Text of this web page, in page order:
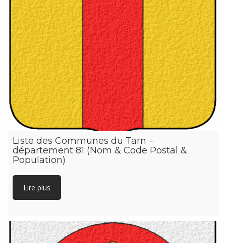
Liste des Communes du Tarn –
département 81 (Nom & Code Postal &
Population)
Lire plus